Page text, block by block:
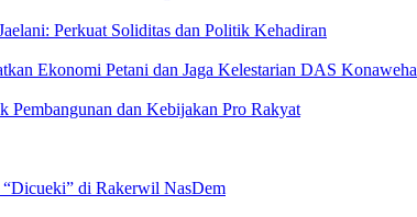
Perkuat Soliditas dan Politik Kehadiran
Ekonomi Petani dan Jaga Kelestarian DAS Konaweha
Pembangunan dan Kebijakan Pro Rakyat
di Rakerwil NasDem